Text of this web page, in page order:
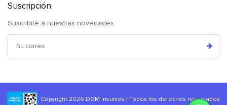
Suscripción
Suscribite a nuestras novedades
Copyright 2026 DGM Insumos | Todos los derechos reservados